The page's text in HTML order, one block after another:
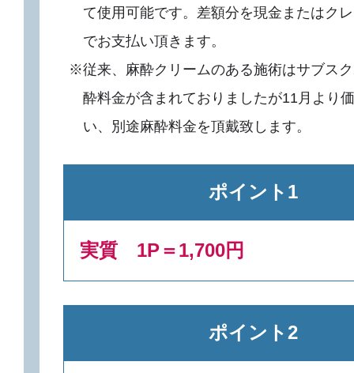
て使用可能です。差額分を現金またはク
でお支払い頂きます。
※従来、麻酔クリームのある施術はサブス
酔料金が含まれておりましたが11月より
い、別途麻酔料金を頂戴致します。
ポイント1
実質 1P＝1,700円
ポイント2